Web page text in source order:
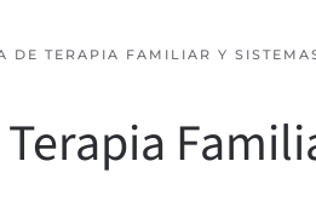
DE TERAPIA FAMILIAR Y